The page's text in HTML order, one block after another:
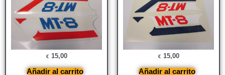
€ 15,00
Añadir al carrito
€ 15,00
Añadir al carrito